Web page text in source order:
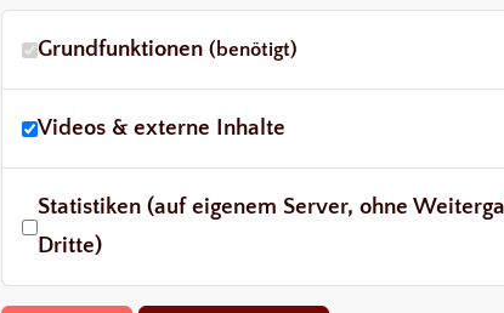
Grundfunktionen (benötigt)
Videos & externe Inhalte
Statistiken (auf eigenem Server, ohne
Dritte)